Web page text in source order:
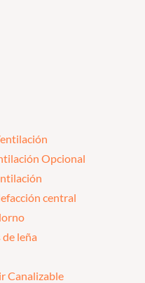
Opcional
central
de leña
Canalizable